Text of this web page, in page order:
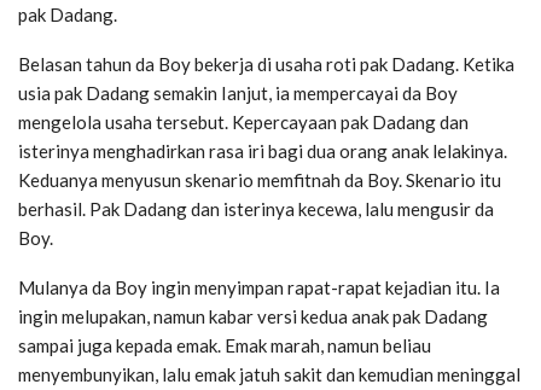
pak Dadang.
Belasan tahun da Boy bekerja di usaha roti pak Dadang. Ketika
usia pak Dadang semakin Ianjut, ia mempercayai da Boy
mengelola usaha tersebut. Kepercayaan pak Dadang dan
isterinya menghadirkan rasa iri bagi dua orang anak lelakinya.
Keduanya menyusun skenario memfitnah da Boy. Skenario itu
berhasil. Pak Dadang dan isterinya kecewa, lalu mengusir da
Boy.
Mulanya da Boy ingin menyimpan rapat-rapat kejadian itu. Ia
ingin melupakan, namun kabar versi kedua anak pak Dadang
sampai juga kepada emak. Emak marah, namun beliau
menyembunyikan, lalu emak jatuh sakit dan kemudian meninggal